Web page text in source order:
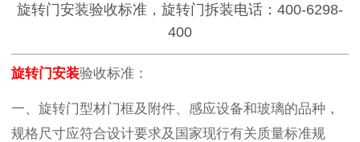
旋转门安装验收标准，旋转门拆装电话：400-6298-
400
旋转门安装验收标准：
一、旋转门型材门框及附件、感应设备和玻璃的品种，
规格尺寸应符合设计要求及国家现行有关质量标准规